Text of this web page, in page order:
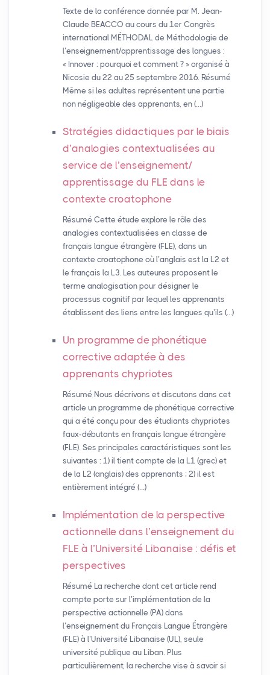
Texte de la conférence donnée par M. Jean-
Claude BEACCO au cours du 1er Congrès
international MÉTHODAL de Méthodologie de
l’enseignement/apprentissage des langues :
« Innover : pourquoi et comment ? » organisé à
Nicosie du 22 au 25 septembre 2016. Résumé
Même si les adultes représentent une partie
non négligeable des apprenants, en (…)
Stratégies didactiques par le biais
d’analogies contextualisées au
service de l’enseignement/
apprentissage du FLE dans le
contexte croatophone
Résumé Cette étude explore le rôle des
analogies contextualisées en classe de
français langue étrangère (FLE), dans un
contexte croatophone où l’anglais est la L2 et
le français la L3. Les auteures proposent le
terme analogisation pour désigner le
processus cognitif par lequel les apprenants
établissent des liens entre les langues qu’ils (…)
Un programme de phonétique
corrective adaptée à des
apprenants chypriotes
Résumé Nous décrivons et discutons dans cet
article un programme de phonétique corrective
qui a été conçu pour des étudiants chypriotes
faux-débutants en français langue étrangère
(FLE). Ses principales caractéristiques sont les
suivantes : 1) il tient compte de la L1 (grec) et
de la L2 (anglais) des apprenants ; 2) il est
entièrement intégré (…)
Implémentation de la perspective
actionnelle dans l’enseignement du
FLE à l’Université Libanaise : défis et
perspectives
Résumé La recherche dont cet article rend
compte porte sur l’implémentation de la
perspective actionnelle (PA) dans
l’enseignement du Français Langue Étrangère
(FLE) à l’Université Libanaise (UL), seule
université publique au Liban. Plus
particulièrement, la recherche vise à savoir si